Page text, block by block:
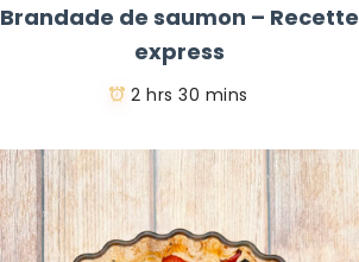
Brandade de saumon – Recette
express
2 hrs 30 mins